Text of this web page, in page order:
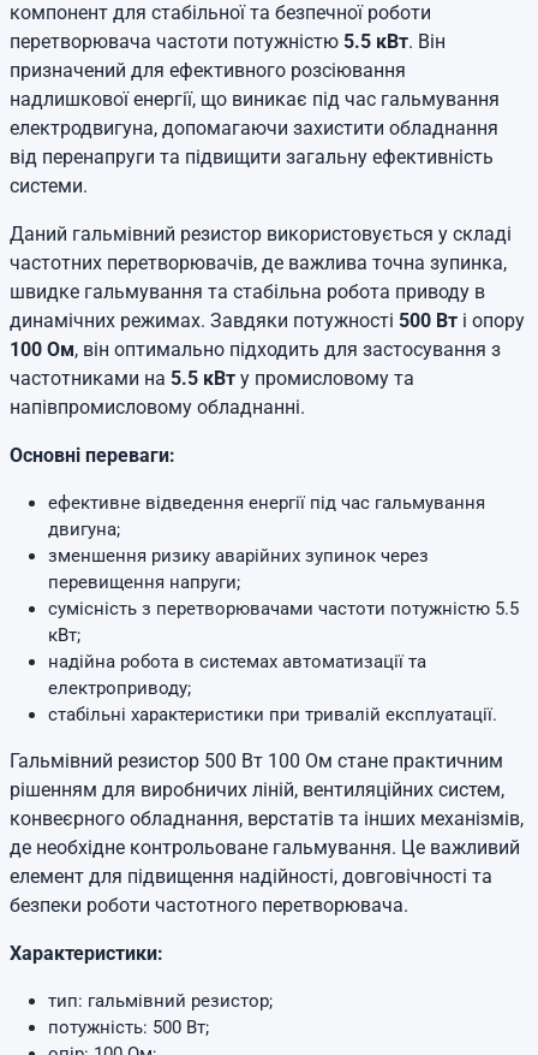
компонент для стабільної та безпечної роботи
перетворювача частоти потужністю 5.5 кВт. Він
призначений для ефективного розсіювання
надлишкової енергії, що виникає під час гальмування
електродвигуна, допомагаючи захистити обладнання
від перенапруги та підвищити загальну ефективність
системи.
Даний гальмівний резистор використовується у складі
частотних перетворювачів, де важлива точна зупинка,
швидке гальмування та стабільна робота приводу в
динамічних режимах. Завдяки потужності 500 Вт і опору
100 Ом, він оптимально підходить для застосування з
частотниками на 5.5 кВт у промисловому та
напівпромисловому обладнанні.
Основні переваги:
ефективне відведення енергії під час гальмування
двигуна;
зменшення ризику аварійних зупинок через
перевищення напруги;
сумісність з перетворювачами частоти потужністю 5.5
кВт;
надійна робота в системах автоматизації та
електроприводу;
стабільні характеристики при тривалій експлуатації.
Гальмівний резистор 500 Вт 100 Ом стане практичним
рішенням для виробничих ліній, вентиляційних систем,
конвеєрного обладнання, верстатів та інших механізмів,
де необхідне контрольоване гальмування. Це важливий
елемент для підвищення надійності, довговічності та
безпеки роботи частотного перетворювача.
Характеристики:
тип: гальмівний резистор;
потужність: 500 Вт;